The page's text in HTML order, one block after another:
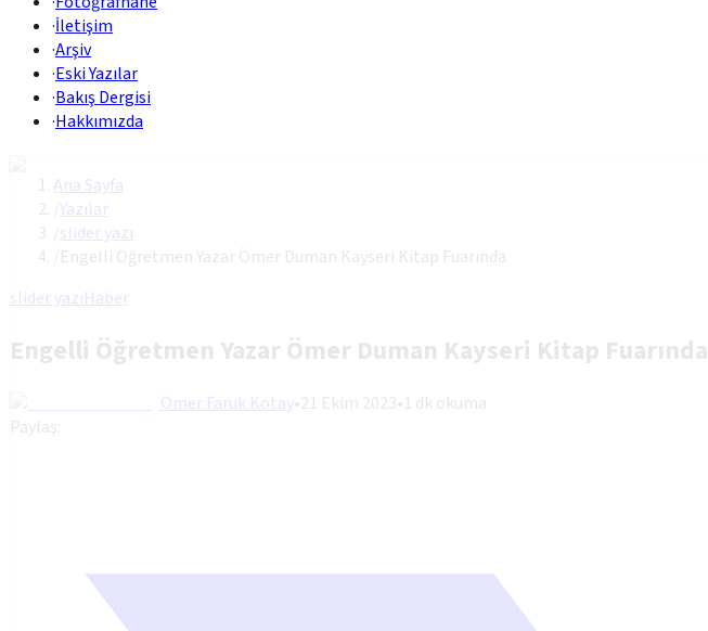
·İletişim
·Arşiv
·Eski Yazılar
·Bakış Dergisi
·Hakkımızda
Ana Sayfa
Yazılar
slider yazı
Engelli Öğretmen Yazar Ömer Duman Kayseri Kitap Fuarında
slider yazıHaber
Engelli Öğretmen Yazar Ömer Duman Kayseri Kitap Fuarında
Ömer Faruk Kotay•21 Ekim 2023•1 dk okuma
Paylaş: